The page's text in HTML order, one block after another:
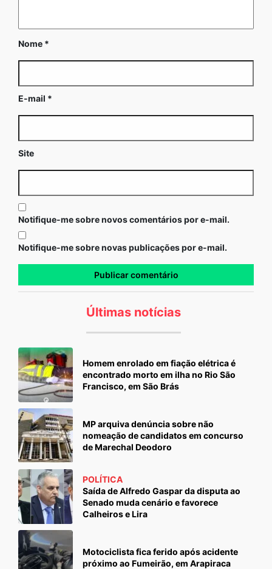
Nome *
E-mail *
Site
Notifique-me sobre novos comentários por e-mail.
Notifique-me sobre novas publicações por e-mail.
Últimas notícias
Homem enrolado em fiação elétrica é
encontrado morto em ilha no Rio São
Francisco, em São Brás
MP arquiva denúncia sobre não
nomeação de candidatos em concurso
de Marechal Deodoro
POLÍTICA
Saída de Alfredo Gaspar da disputa ao
Senado muda cenário e favorece
Calheiros e Lira
Motociclista fica ferido após acidente
próximo ao Fumeirão, em Arapiraca